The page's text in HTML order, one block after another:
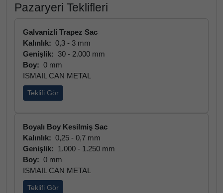
Pazaryeri Teklifleri
Galvanizli Trapez Sac
Kalınlık: 0,3 - 3 mm
Genişlik: 30 - 2.000 mm
Boy: 0 mm
ISMAIL CAN METAL
Teklifi Gör
Boyalı Boy Kesilmiş Sac
Kalınlık: 0,25 - 0,7 mm
Genişlik: 1.000 - 1.250 mm
Boy: 0 mm
ISMAIL CAN METAL
Teklifi Gör